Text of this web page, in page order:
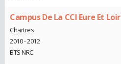
Campus De La CCI Eure Et Loir
Chartres
2010 - 2012
BTS NRC